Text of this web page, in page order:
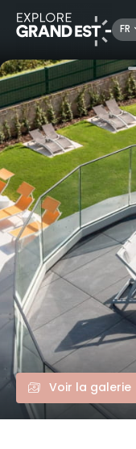
FR
Idées séjours
Voir la galerie